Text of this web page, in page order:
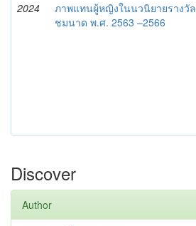
2024
ภาพแทนผู้หญิงในนวนิยายรางวัล
ชมนาด พ.ศ. 2563 –2566
Discover
Author